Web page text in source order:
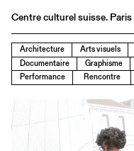
Centre culturel suisse. Paris
Agenda
Bookshop
Archives
Architecture Arts visuels
Documentaire
Graphisme
Performance
Rencontre